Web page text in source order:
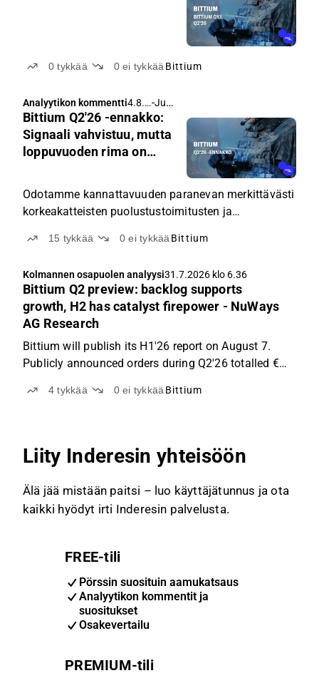
0tykkää 0ei tykkää Bittium
Analyytikon kommentti4.8.2
026
klo
4.54
- Juha Kinnunen
Bittium Q2'26 -ennakko:
Signaali vahvistuu, mutta
loppuvuoden rima on
Odotamme kannattavuuden paranevan merkittävästi
korkeakatteisten puolustustoimitusten ja
15 tykkää 0ei tykkääBittium
Kolmannen osapuolen analyysi31.7.2026 klo 6.36
Bittium Q2 preview: backlog supports
growth, H2 has catalyst firepower - NuWays
AG Research
Bittium will publish its H1'26 report on August 7.
Publicly announced orders during Q2'26 totalled €
delivery during FY26. Growth this year is still
4tykkää 0ei tykkääBittium
Liity Inderesin yhteisöön
Älä jää mistään paitsi – luo käyttäjätunnus ja ota
kaikki hyödyt irti Inderesin palvelusta.
FREE-tili
Pörssin suosituin aamukatsaus
Analyytikon kommentit ja
suositukset
Osakevertailu
PREMIUM-tili